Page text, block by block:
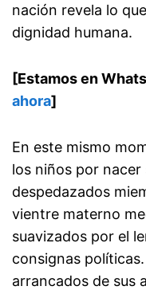
nación revela lo
dignidad humana.
[Estamos en
ahora]
En este mismo
los niños por
despedazados
vientre materno
suavizados por el
consignas
arrancados de sus